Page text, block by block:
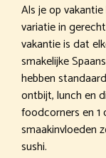
Als je op
variatie in
vakantie is dat
smakelijke
hebben
ontbijt, lunch en
foodcorners en
smaakinvloeden
sushi.